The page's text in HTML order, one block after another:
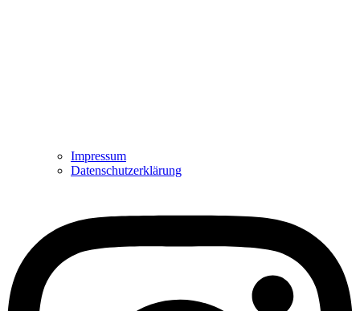
Impressum
Datenschutzerklärung